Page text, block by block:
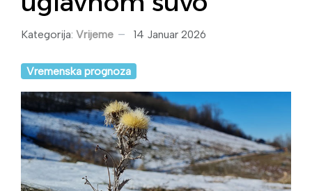
Kategorija: Vrijeme 14 Januar 2026
Vremenska prognoza